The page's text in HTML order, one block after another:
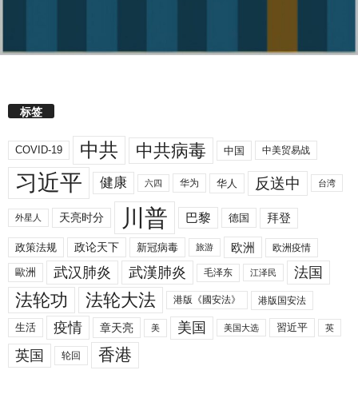
标签
COVID-19 中共 中共病毒 中国 中美贸易战
习近平 健康 六四 华为 华人 反送中 台湾
外星人 天亮时分 川普 巴黎 德国 拜登
政策法规 政论天下 新冠病毒 旅游 欧洲 欧洲疫情
歐洲 武汉肺炎 武漢肺炎 毛泽东 江泽民 法国
法轮功 法轮大法 港版《國安法》 港版国安法
生活 疫情 章天亮 美 美国 美国大选 習近平 英
英国 轮回 香港